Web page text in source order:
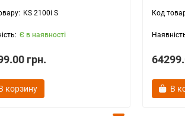
KS 2100i S
Є в наявності
грн.
корзину В